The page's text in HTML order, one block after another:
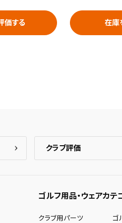
価する 在庫
クラブ評価
ゴルフ用品・ウェアカテ
クラブ用パーツ
ゴ